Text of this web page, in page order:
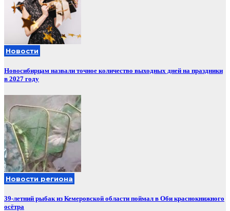
Новости
Новосибирцам назвали точное количество выходных дней на праздники
в 2027 году
Новости региона
39-летний рыбак из Кемеровской области поймал в Оби краснокнижного
осётра